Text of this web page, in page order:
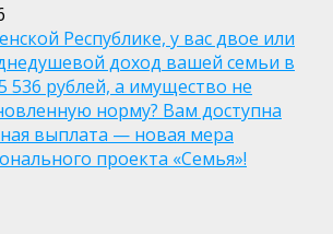
Республике, у вас двое или
доход вашей семьи в
536 рублей, а имущество не
норму? Вам доступна
выплата — новая мера
проекта «Семья»!